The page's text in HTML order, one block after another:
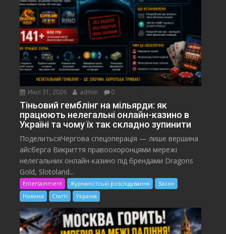
Июл 31, 2026 admin 0
Тіньовий гемблінг на мільярди: як
працюють нелегальні онлайн-казино в
Україні та чому їх так складно зупинити
ПоделитьсяЧергова спецоперація — лише вершина
айсберга Викриття правоохоронцями мережі
нелегальних онлайн-казино під брендами Dragons
Gold, Slotoland...
Entertainment Журналістські розслідування
Закон
Новини
Статті Україна